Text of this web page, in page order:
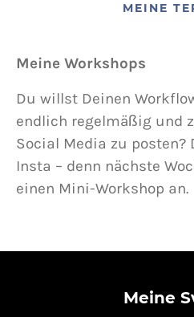
MEINE
Meine Workshops
Du willst Deinen
endlich regelmäßig und
Social Media zu
Insta – denn nächste
einen Mini-Workshop an.
Meine